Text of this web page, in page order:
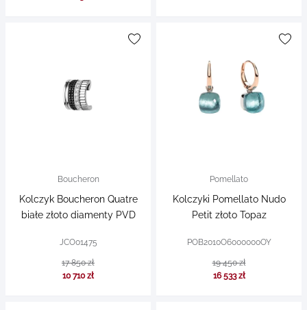
Boucheron
Kolczyk Boucheron Quatre
białe złoto diamenty PVD
JCO01475
17 850 zł
10 710 zł
Pomellato
Kolczyki Pomellato Nudo
Petit złoto Topaz
POB2010O6000000OY
19 450 zł
16 533 zł